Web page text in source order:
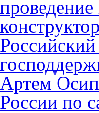
Артем
России по